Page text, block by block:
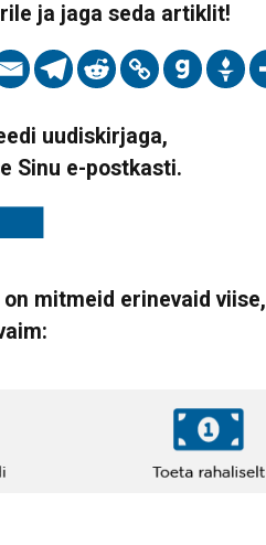
ja jaga seda artiklit!
uudiskirjaga,
Sinu e-postkasti.
mitmeid erinevaid viise,